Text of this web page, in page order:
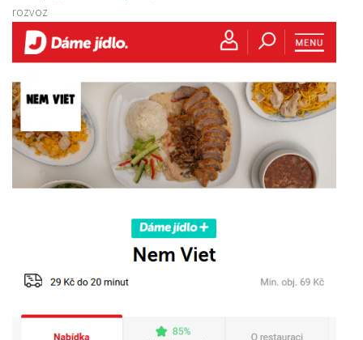
rozvoz